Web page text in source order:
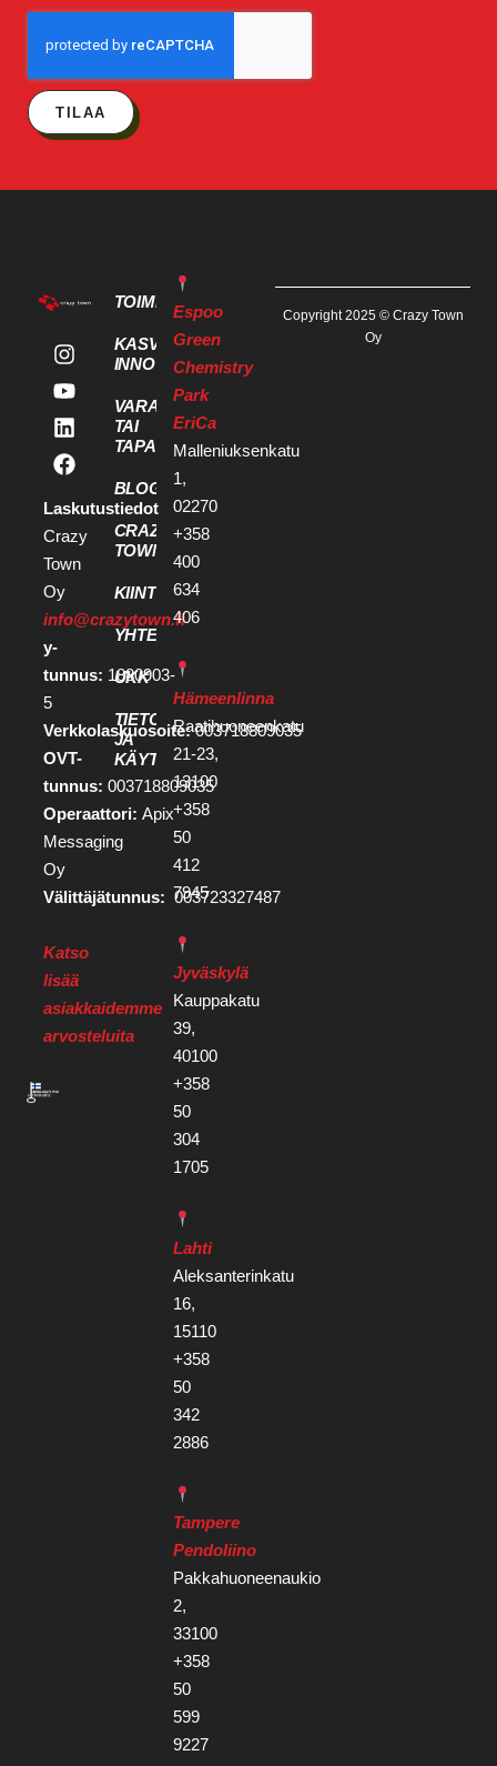
TILAA
Laskutustiedot
Crazy
Town
Oy
info@crazytown.fi
y-
tunnus: 1880903-
5
Verkkolaskuosoite:003718809035
OVT-
tunnus: 003718809035
Operaattori: Apix
Messaging
Oy
Välittäjätunnus: 003723327487
Katso
lisää
asiakkaidemme
arvosteluita
TOIMITILAT
KASVU- JA
INNOVAATIOPALVELUT
VARAA KOKOUS
TAI
TAPAHTUMATILA
BLOGI
CRAZY
TOWN
KIINTEISTÖKEHITTÄJILLE
YHTEYSTIEDOT
UKK
TIETOSUOJA
JA
KÄYTTÖEHDOT
Espoo
Green
Chemistry
Park
EriCa
Malleniuksenkatu
1,
02270
+358
400
634
406
Hämeenlinna
Raatihuoneenkatu
21-23,
13100
+358
50
412
7945
Jyväskylä
Kauppakatu
39,
40100
+358
50
304
1705
Lahti
Aleksanterinkatu
16,
15110
+358
50
342
2886
Tampere
Pendoliino
Pakkahuoneenaukio
2,
33100
+358
50
599
9227
Copyright 2025 © Crazy Town
Oy